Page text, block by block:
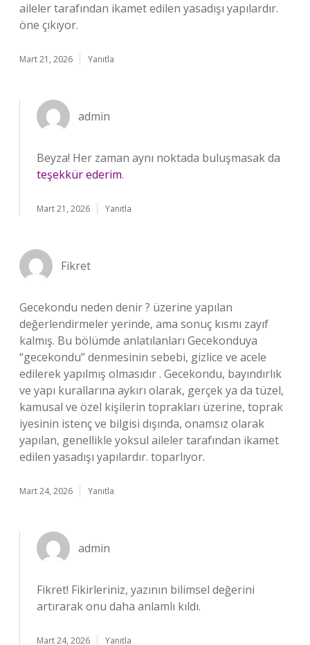
aileler tarafından ikamet edilen yasadışı yapılardır.
öne çıkıyor.
Mart 21, 2026 Yanıtla
admin
Beyza! Her zaman aynı noktada buluşmasak da
teşekkür ederim.
Mart 21, 2026 Yanıtla
Fikret
Gecekondu neden denir ? üzerine yapılan
değerlendirmeler yerinde, ama sonuç kısmı zayıf
kalmış. Bu bölümde anlatılanları Gecekonduya
“gecekondu” denmesinin sebebi, gizlice ve acele
edilerek yapılmış olmasıdır . Gecekondu, bayındırlık
ve yapı kurallarına aykırı olarak, gerçek ya da tüzel,
kamusal ve özel kişilerin toprakları üzerine, toprak
iyesinin istenç ve bilgisi dışında, onamsız olarak
yapılan, genellikle yoksul aileler tarafından ikamet
edilen yasadışı yapılardır. toparlıyor.
Mart 24, 2026 Yanıtla
admin
Fikret! Fikirleriniz, yazının bilimsel değerini
artırarak onu daha anlamlı kıldı.
Mart 24, 2026 Yanıtla